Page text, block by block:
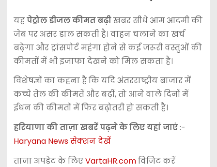
यहपेट्रोल डीजल कीमत बढ़ीखबर सीधे आम आदमी की
जेब पर असर डाल सकती है। वाहन चलाने का खर्च
बढ़ेगा और ट्रांसपोर्ट महंगा होने से कई जरूरी वस्तुओं की
कीमतों में भी इजाफा देखने को मिल सकता है।
विशेषज्ञों का कहना है कि यदि अंतरराष्ट्रीय बाजार में
कच्चे तेल की कीमतें और बढ़ीं, तो आने वाले दिनों में
ईंधन की कीमतों में फिर बढ़ोतरी हो सकती है।
हरियाणा की ताज़ा खबरें पढ़ने के लिए यहां जाएं:-
Haryana News सेक्शन देखें
ताजा अपडेट के लिएVartaHR.comविजिट करें